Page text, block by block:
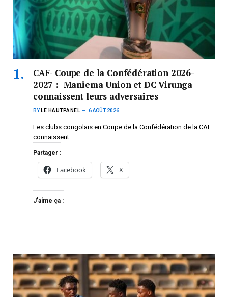
CAF- Coupe de la Confédération 2026-
2027 : Maniema Union et DC Virunga
connaissent leurs adversaires
BY LE HAUTPANEL 6 AOÛT 2026
Les clubs congolais en Coupe de la Confédération de la CAF
connaissent…
Partager :
Facebook X
J’aime ça :